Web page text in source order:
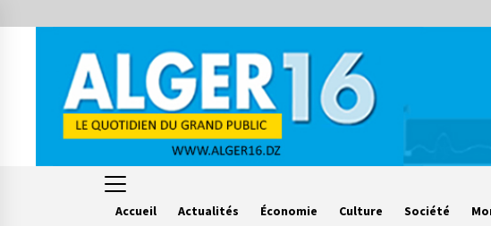
to
Accueil Actualités Économie Culture Société